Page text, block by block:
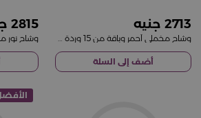
2713
وشاح مخملي أحمر وباقة من 15 وردة وردية
أضف إلى السلة
2815
وشاح نور من
الأفضل